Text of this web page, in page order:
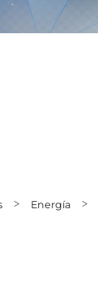
> Energía >